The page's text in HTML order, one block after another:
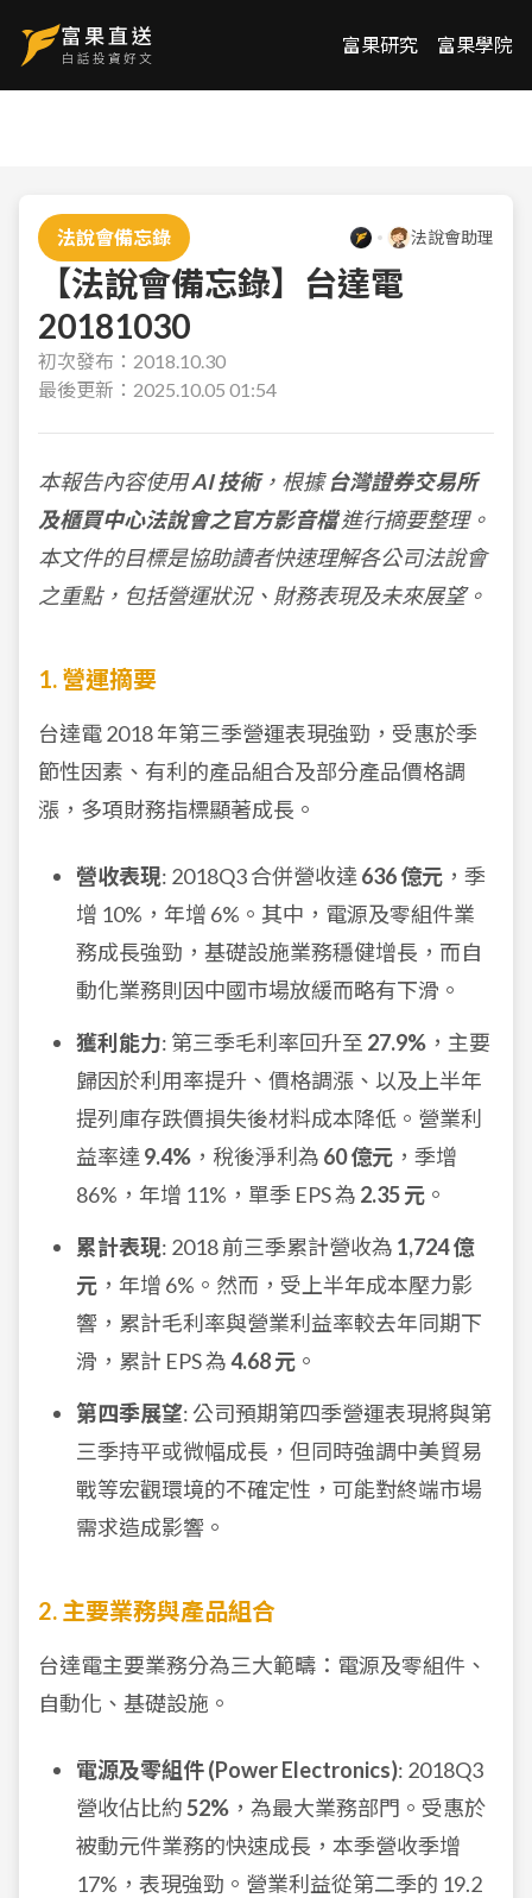
富果研究 富果學院
法說會備忘錄 法說會助理
【法說會備忘錄】台達電
20181030
初次發布： 2018.10.30
最後更新： 2025.10.05 01:54
本報告內容使用AI 技術，根據台灣證券交易所
及櫃買中心法說會之官方影音檔進行摘要整理。
本文件的目標是協助讀者快速理解各公司法說會
之重點，包括營運狀況、財務表現及未來展望。
1. 營運摘要
台達電 2018 年第三季營運表現強勁，受惠於季
節性因素、有利的產品組合及部分產品價格調
漲，多項財務指標顯著成長。
營收表現: 2018Q3 合併營收達 636 億元 ，季
增 10%，年增 6%。其中，電源及零組件業
務成長強勁，基礎設施業務穩健增長，而自
動化業務則因中國市場放緩而略有下滑。
獲利能力: 第三季毛利率回升至 27.9% ，主要
歸因於利用率提升、價格調漲、以及上半年
提列庫存跌價損失後材料成本降低。營業利
益率達 9.4% ，稅後淨利為 60 億元 ，季增
86%，年增 11%，單季 EPS 為 2.35 元 。
累計表現: 2018 前三季累計營收為 1,724 億
元 ，年增 6%。然而，受上半年成本壓力影
響，累計毛利率與營業利益率較去年同期下
滑，累計 EPS 為4.68 元 。
第四季展望: 公司預期第四季營運表現將與第
三季持平或微幅成長，但同時強調中美貿易
戰等宏觀環境的不確定性，可能對終端市場
需求造成影響。
2. 主要業務與產品組合
台達電主要業務分為三大範疇：電源及零組件、
自動化、基礎設施。
電源及零組件 (Power Electronics): 2018Q3
營收佔比約52% ，為最大業務部門。受惠於
被動元件業務的快速成長，本季營收季增
17%，表現強勁。營業利益從第二季的 19.2